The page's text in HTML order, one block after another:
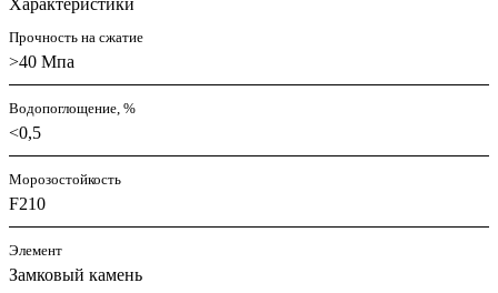
Характеристики
Прочность на сжатие
>40 Мпа
Водопоглощение, %
<0,5
Морозостойкость
F210
Элемент
Замковый камень